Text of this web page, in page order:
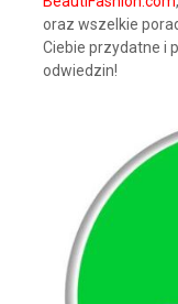
oraz wszelkie
Ciebie przydatne i
odwiedzin!